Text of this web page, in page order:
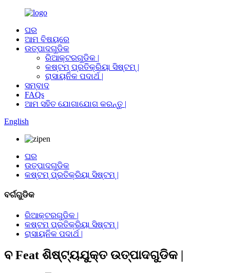
ଘର
ଆମ ବିଷୟରେ
ଉତ୍ପାଦଗୁଡିକ
ରିଆକ୍ଟରଗୁଡିକ |
କଷ୍ଟମ୍ ପ୍ରତିକ୍ରିୟା ସିଷ୍ଟମ୍ |
ରାସାୟନିକ ପଦାର୍ଥ |
ସମ୍ବାଦ
FAQs
ଆମ ସହିତ ଯୋଗାଯୋଗ କରନ୍ତୁ |
English
ଘର
ଉତ୍ପାଦଗୁଡିକ
କଷ୍ଟମ୍ ପ୍ରତିକ୍ରିୟା ସିଷ୍ଟମ୍ |
ବର୍ଗଗୁଡିକ
ରିଆକ୍ଟରଗୁଡିକ |
କଷ୍ଟମ୍ ପ୍ରତିକ୍ରିୟା ସିଷ୍ଟମ୍ |
ରାସାୟନିକ ପଦାର୍ଥ |
ବ Feat ଶିଷ୍ଟ୍ୟଯୁକ୍ତ ଉତ୍ପାଦଗୁଡିକ |